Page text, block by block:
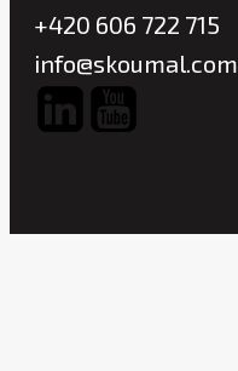
+420 606 722 715
info@skoumal.com